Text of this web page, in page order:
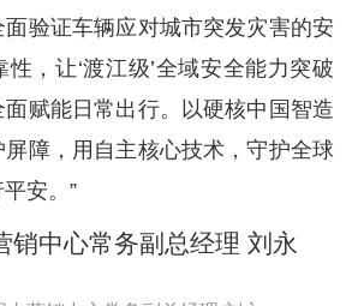
验证车辆应对城市突发灾害的安
，让‘渡江级’全域安全能力突破
赋能日常出行。以硬核中国智造
障，用自主核心技术，守护全球
安。”